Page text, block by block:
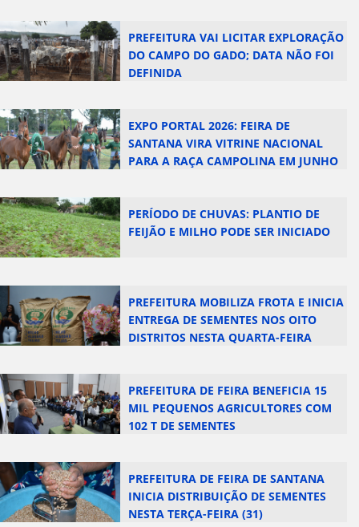
PREFEITURA VAI LICITAR EXPLORAÇÃO
DO CAMPO DO GADO; DATA NÃO FOI
DEFINIDA
EXPO PORTAL 2026: FEIRA DE
SANTANA VIRA VITRINE NACIONAL
PARA A RAÇA CAMPOLINA EM JUNHO
PERÍODO DE CHUVAS: PLANTIO DE
FEIJÃO E MILHO PODE SER INICIADO
PREFEITURA MOBILIZA FROTA E INICIA
ENTREGA DE SEMENTES NOS OITO
DISTRITOS NESTA QUARTA-FEIRA
PREFEITURA DE FEIRA BENEFICIA 15
MIL PEQUENOS AGRICULTORES COM
102 T DE SEMENTES
PREFEITURA DE FEIRA DE SANTANA
INICIA DISTRIBUIÇÃO DE SEMENTES
NESTA TERÇA-FEIRA (31)